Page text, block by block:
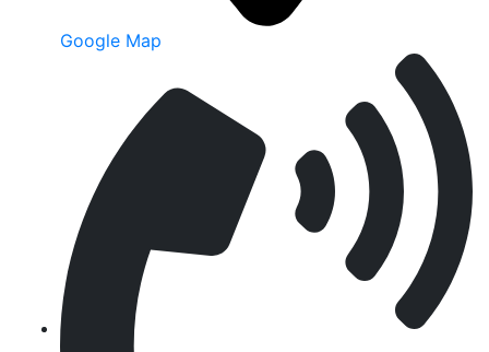
Google Map